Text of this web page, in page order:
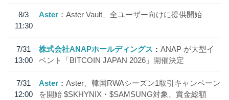
8/3
11:30
Aster Aster Vault、全ユーザー向けに提供開始
7/31
13:00
株式会社ANAPホールディングス
ANAP が大型イ
ベント「BITCOIN JAPAN 2026」開催決定
7/31
12:00
Aster
Aster、韓国RWAシーズン1取引キャンペーン
を開始 $SKHYNIX・$SAMSUNG対象、賞金総額